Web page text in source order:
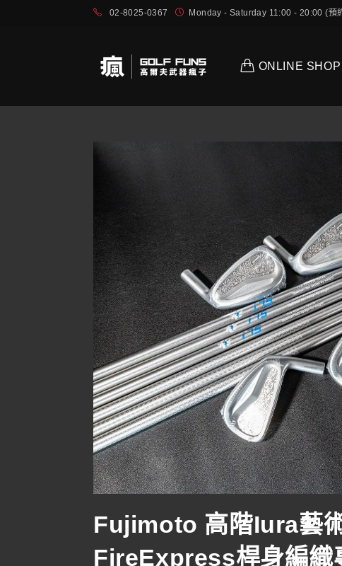
02-8025-0367 Monday - Saturday 11:00 - 20:00 (預
ONLINE SHOP
Fujimoto 高階Iura藝
FireExpress桿身編織